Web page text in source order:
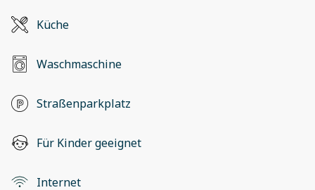
Küche
Waschmaschine
Straßenparkplatz
Für Kinder geeignet
Internet